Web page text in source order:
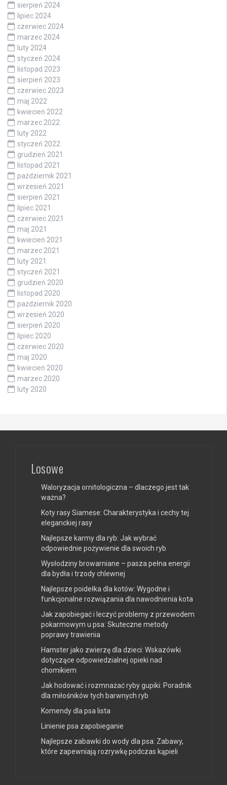
sierpień 2024
lipiec 2024
czerwiec 2024
marzec 2024
luty 2024
styczeń 2024
listopad 2023
sierpień 2023
czerwiec 2023
maj 2022
kwiecień 2022
marzec 2022
luty 2022
styczeń 2022
grudzień 2021
listopad 2021
październik 2021
wrzesień 2021
sierpień 2021
lipiec 2021
czerwiec 2021
maj 2021
kwiecień 2021
marzec 2021
luty 2021
styczeń 2021
grudzień 2020
listopad 2020
październik 2020
wrzesień 2020
sierpień 2020
lipiec 2020
czerwiec 2020
maj 2020
kwiecień 2020
marzec 2020
luty 2020
Losowe
Waloryzacja ornitologiczna – dlaczego jest tak
ważna?
Koty rasy Siamese: Charakterystyka i cechy tej
eleganckiej rasy
Najlepsze karmy dla ryb: Jak wybrać
odpowiednie pożywienie dla swoich ryb
Wysłodziny browarniane – pasza pełna energii
dla bydła i trzody chlewnej
Najlepsze poidełka dla kotów: Wygodne i
funkcjonalne rozwiązania dla nawodnienia kota
Jak zapobiegać i leczyć problemy z przewodem
pokarmowym u psa: Skuteczne metody
poprawy trawienia
Hamster jako zwierzę dla dzieci: Wskazówki
dotyczące odpowiedzialnej opieki nad
chomikiem
Jak hodować i rozmnażać ryby gupiki: Poradnik
dla miłośników tych barwnych ryb
Komendy dla psa lista
Linienie psa zapobieganie
Najlepsze zabawki do wody dla psa: Zabawy,
które zapewniają rozrywkę podczas kąpieli